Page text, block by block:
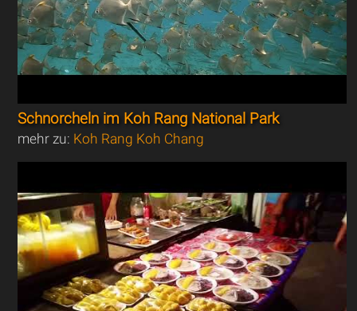
Schnorcheln im Koh Rang National Park
mehr zu: Koh Rang Koh Chang